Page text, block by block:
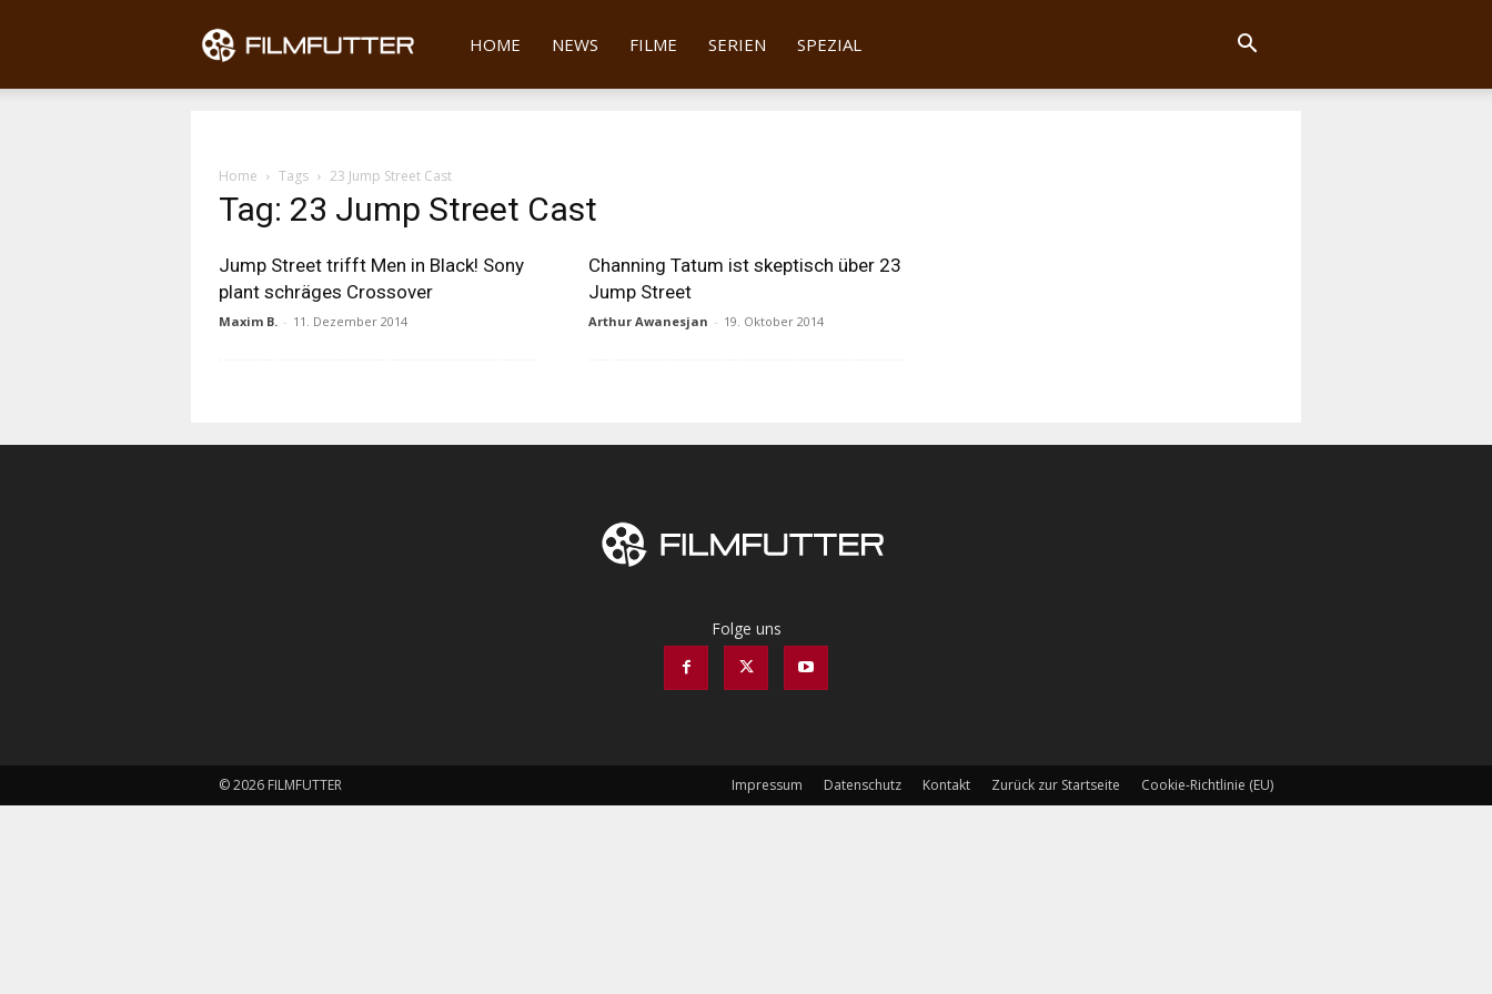
Filmfutter
HOME NEWS FILME SERIEN SPEZIAL
Home Tags 23 Jump Street Cast
Tag: 23 Jump Street Cast
Jump Street trifft Men in Black! Sony
plant schräges Crossover
Maxim B. - 11. Dezember 2014
Channing Tatum ist skeptisch über 23
Jump Street
Arthur Awanesjan - 19. Oktober 2014
Folge uns
Impressum Datenschutz Kontakt Zurück zur Startseite Cookie-Richtlinie (EU)
© 2026 FILMFUTTER